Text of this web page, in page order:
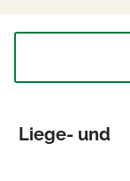
Liege- und